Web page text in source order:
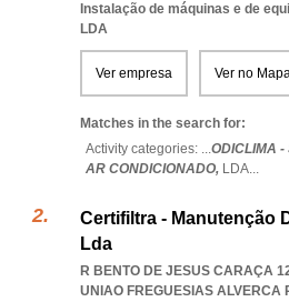
Instalação de máquinas e de
LDA
Ver empresa Ver no
Matches in the search for:
Activity categories: ...ODICLIMA -
AR CONDICIONADO, LDA...
Certifiltra - Manutenção
Lda
R BENTO DE JESUS CARAÇA
UNIAO FREGUESIAS ALVERCA